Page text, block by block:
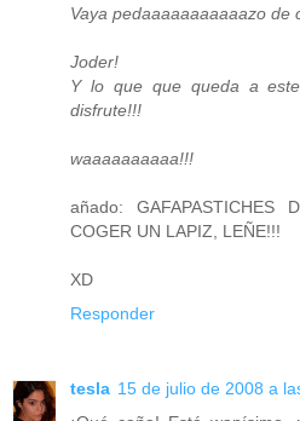
Vaya pedaaaaaaaaaaazo de
Joder!
Y lo que que queda a
disfrute!!!
waaaaaaaaaa!!!
añado: GAFAPASTICHES
COGER UN LAPIZ, LEÑE!!!
XD
Responder
tesla 15 de julio de 2008 a